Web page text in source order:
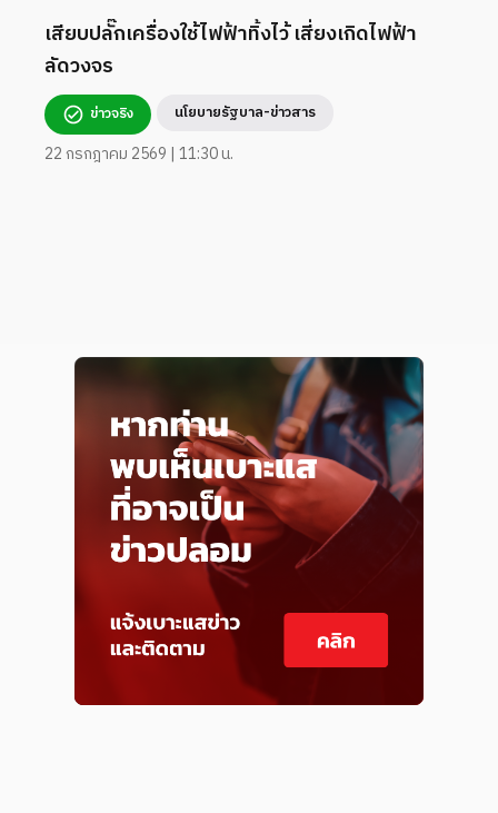
เสียบปลั๊กเครื่องใช้ไฟฟ้าทิ้งไว้ เสี่ยงเกิดไฟฟ้า
ลัดวงจร
ข่าวจริง นโยบายรัฐบาล-ข่าวสาร
22 กรกฎาคม 2569 | 11:30 น.